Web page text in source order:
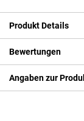
Produkt Details
Bewertungen
Angaben zur